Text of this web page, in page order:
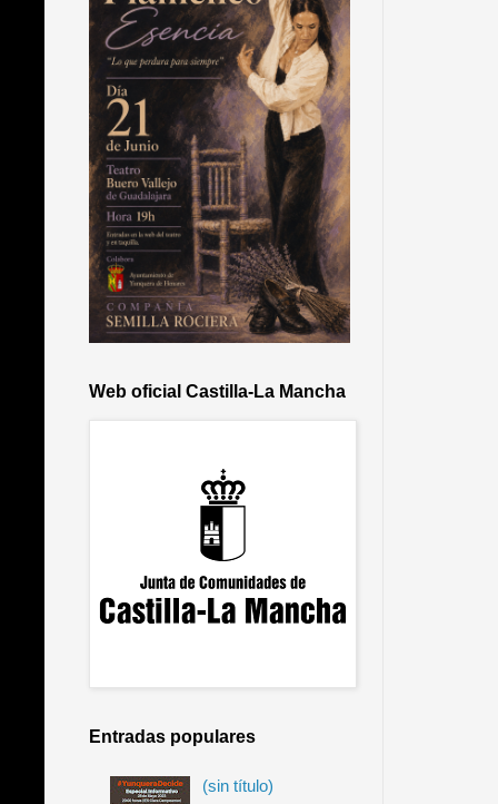
Web oficial Castilla-La Mancha
Entradas populares
(sin título)